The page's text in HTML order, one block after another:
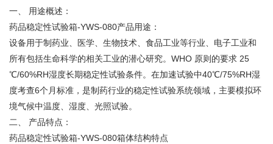
一、 用途概述：
药品稳定性试验箱-YWS-080产品用途：
设备用于制药业、医学、生物技术、食品工业等行业、电子工业和
所有包括生命科学的相关工业的潜心研究。WHO 原则的要求 25
℃/60%RH湿度长期稳定性试验条件。在加速试验中40℃/75%RH湿
度考查6个月标准，是制药行业的稳定性试验系统领域，主要模拟环
境气候中温度、湿度、光照试验。
二、 产品特点：
药品稳定性试验箱-YWS-080箱体结构特点